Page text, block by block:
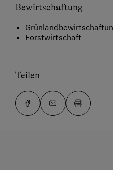
Bewirtschaftung
Forstwirtschaft
Teilen